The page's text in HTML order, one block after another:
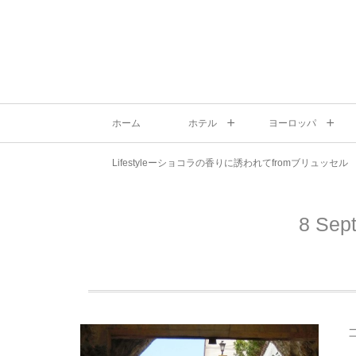
ホーム ホテル ヨーロッパ
Lifestyleーショコラの香りに誘われてfromブリュッセル
8